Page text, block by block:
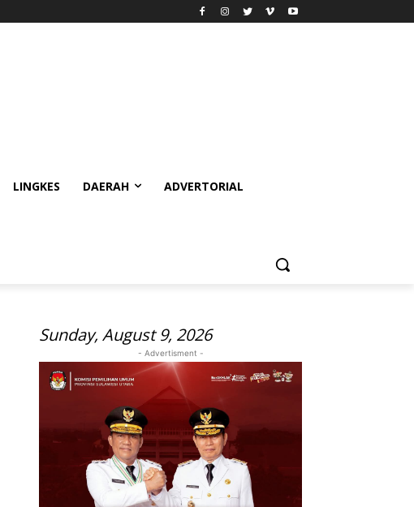
LINGKES DAERAH ADVERTORIAL
Sunday, August 9, 2026
- Advertisment -